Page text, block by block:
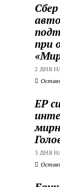
при
2 ДНЯ
ЕР
3 ДНЯ